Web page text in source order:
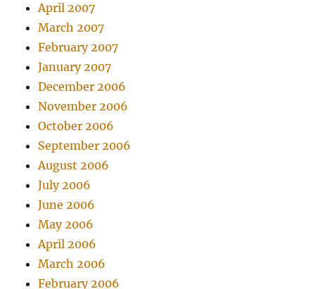
April 2007
March 2007
February 2007
January 2007
December 2006
November 2006
October 2006
September 2006
August 2006
July 2006
June 2006
May 2006
April 2006
March 2006
February 2006